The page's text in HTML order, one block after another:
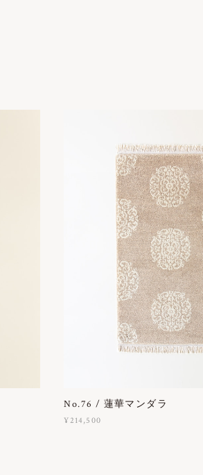
No.76 / 蓮華マンダラ
¥214,500